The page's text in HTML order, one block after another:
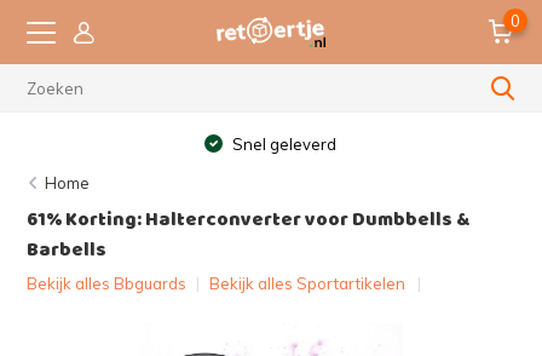
0
Snel geleverd
Home
61% Korting: Halterconverter voor Dumbbells &
Barbells
Bekijk alles Bbguards | Bekijk alles Sportartikelen